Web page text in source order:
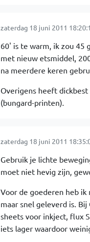
zaterdag 18 juni 2011
60' is te warm, ik zou 45
met nieuw etsmiddel,
na meerdere keren
Overigens heeft
(bungard-printen).
zaterdag 18 juni 2011
Gebruik je lichte
moet niet hevig zijn,
Voor de goederen heb
maar snel geleverd is.
sheets voor inkject, flux
iets lager waardoor